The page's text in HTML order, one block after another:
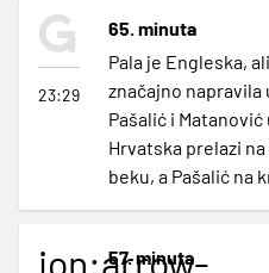
23:29
65. minuta
Pala je Engleska,
značajno napravila
Pašalić i Matanović
Hrvatska prelazi
beku, a Pašalić na
ion:arrow-
57. minuta